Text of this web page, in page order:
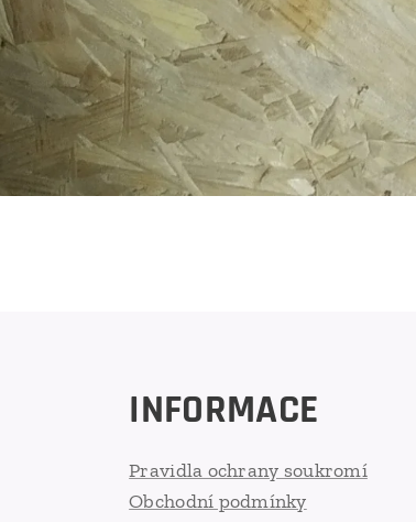
INFORMACE
Pravidla ochrany soukromí
Obchodní podmínky